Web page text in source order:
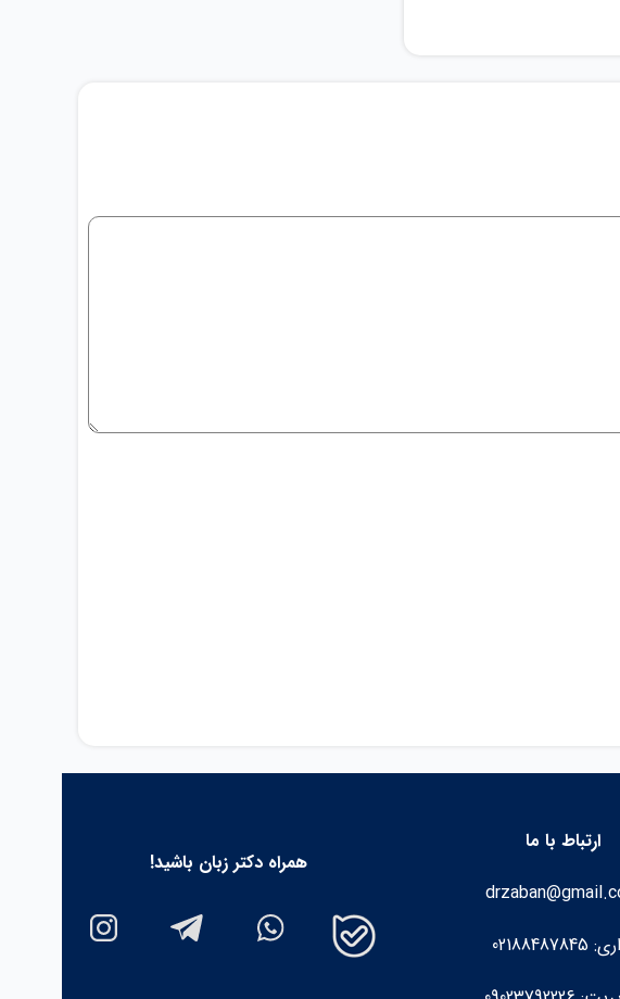
همراه دکتر زبان باشید!
ارتباط با ما